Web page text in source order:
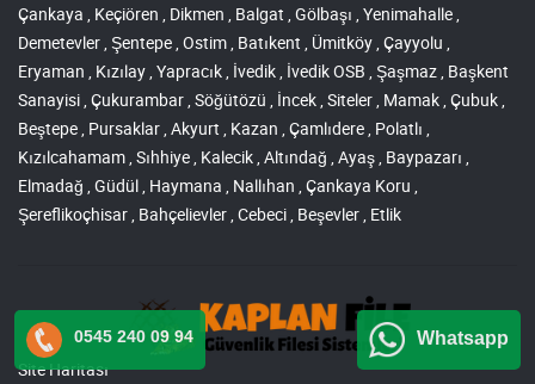
Çankaya , Keçiören , Dikmen , Balgat , Gölbaşı , Yenimahalle ,
Demetevler , Şentepe , Ostim , Batıkent , Ümitköy , Çayyolu ,
Eryaman , Kızılay , Yapracık , İvedik , İvedik OSB , Şaşmaz , Başkent
Sanayisi , Çukurambar , Söğütözü , İncek , Siteler , Mamak , Çubuk ,
Beştepe , Pursaklar , Akyurt , Kazan , Çamlıdere , Polatlı ,
Kızılcahamam , Sıhhiye , Kalecik , Altındağ , Ayaş , Baypazarı ,
Elmadağ , Güdül , Haymana , Nallıhan , Çankaya Koru ,
Şereflikoçhisar , Bahçelievler , Cebeci , Beşevler , Etlik
Site Haritası
0545 240 09 94 Whatsapp